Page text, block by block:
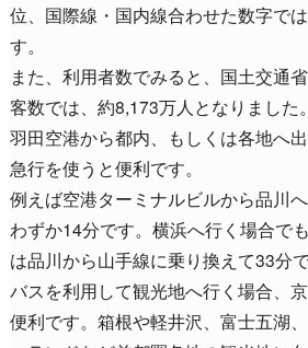
位、国際線・国内線合わせた数字で
す。
また、利用者数でみると、国土交通
客数では、約8,173万人となりました。
羽田空港から都内、もしくは各地へ
急行を使うと便利です。
例えば空港ターミナルビルから品川
わずか14分です。横浜へ行く場合で
は品川から山手線に乗り換えて33分
バスを利用して観光地へ行く場合、
便利です。箱根や軽井沢、富士五湖